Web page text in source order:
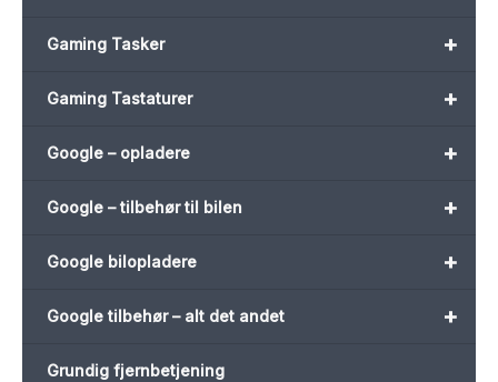
+
Gaming Tasker
+
Gaming Tastaturer
+
Google – opladere
+
Google – tilbehør til bilen
+
Google bilopladere
+
Google tilbehør – alt det andet
Grundig fjernbetjening